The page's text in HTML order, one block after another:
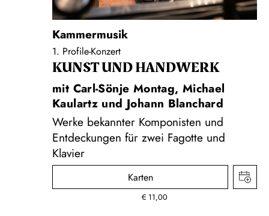
Kammermusik
1. Profile-Konzert
KUNST UND HAND­WERK
mit Carl-Sönje Montag, Michael
Kaulartz und Johann Blanchard
Werke bekannter Komponisten und
Entdeckungen für zwei Fagotte und
Klavier
Karten
€ 11,00